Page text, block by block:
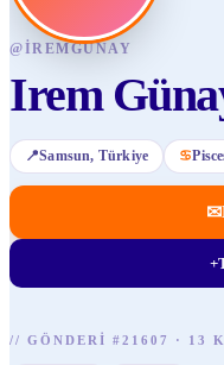
@IREMGUNAY
Irem
📍Samsun, Türkiye ♋
✉
+
// GÖNDERI #21607 · 13